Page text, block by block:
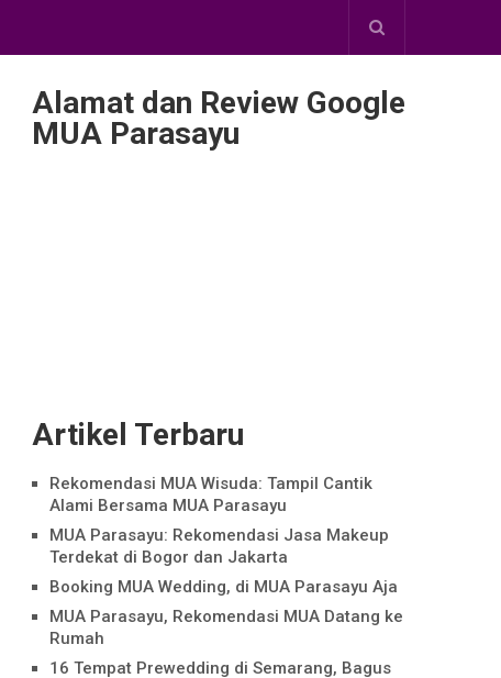
Alamat dan Review Google
MUA Parasayu
Artikel Terbaru
Rekomendasi MUA Wisuda: Tampil Cantik
Alami Bersama MUA Parasayu
MUA Parasayu: Rekomendasi Jasa Makeup
Terdekat di Bogor dan Jakarta
Booking MUA Wedding, di MUA Parasayu Aja
MUA Parasayu, Rekomendasi MUA Datang ke
Rumah
16 Tempat Prewedding di Semarang, Bagus